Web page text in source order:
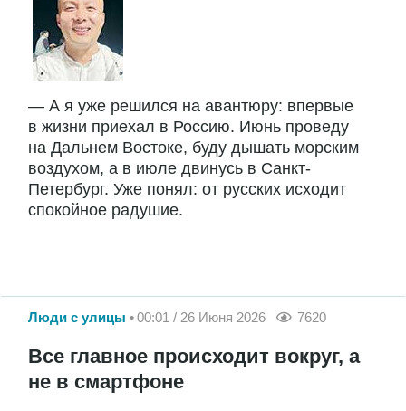
— А я уже решился на авантюру: впервые
в жизни приехал в Россию. Июнь проведу
на Дальнем Востоке, буду дышать морским
воздухом, а в июле двинусь в Санкт-
Петербург. Уже понял: от русских исходит
спокойное радушие.
Люди с улицы 00:01 / 26 Июня 2026 7620
Все главное происходит вокруг, а
не в смартфоне